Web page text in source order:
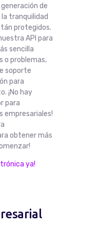
de
tranquilidad
protegidos.
API para
sencilla
o problemas,
soporte
para
¡No hay
para
empresariales!
obtener más
ya!